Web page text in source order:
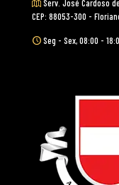
Serv. José Cardoso
CEP: 88053-300 -
Seg - Sex, 08:00 -